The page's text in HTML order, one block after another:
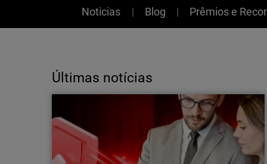
News
Noticias Blog Prêmios e
Últimas notícias